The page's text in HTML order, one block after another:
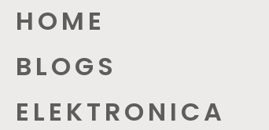
HOME
BLOGS
ELEKTRONICA